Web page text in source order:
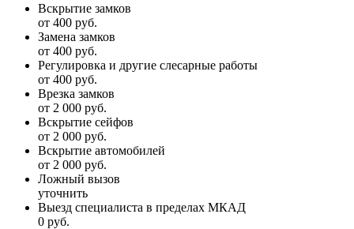
Вскрытие замков
от 400 руб.
Замена замков
от 400 руб.
Регулировка и другие слесарные работы
от 400 руб.
Врезка замков
от 2 000 руб.
Вскрытие сейфов
от 2 000 руб.
Вскрытие автомобилей
от 2 000 руб.
Ложный вызов
уточнить
Выезд специалиста в пределах МКАД
0 руб.